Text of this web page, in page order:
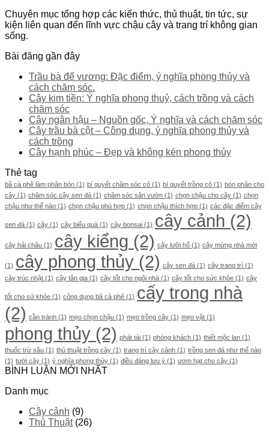
Chuyên mục tổng hợp các kiến thức, thủ thuật, tin tức, sự
kiện liên quan đến lĩnh vực chậu cây và trang trí không gian
sống.
Bài đăng gần đây
Trầu bà đế vương: Đặc điểm, ý nghĩa phong thủy và
cách chăm sóc.
Cây kim tiền: Ý nghĩa phong thuỷ, cách trồng và cách
chăm sóc
Cây ngân hậu – Nguồn gốc, Ý nghĩa và cách chăm sóc
Cây trầu bà cột – Công dụng, ý nghĩa phong thủy và
cách trồng
Cây hạnh phúc – Đẹp và không kén phong thủy
Thẻ tag
bã cà phê làm phân bón (1) bí quyết chăm sóc cỏ (1) bí quyết trồng cỏ (1) bón phân cho
cây (1) chăm sóc cây sen đá (1) chăm sóc sân vườn (1) chọn chậu cho cây (1) chọn
chậu như thế nào (1) chọn chậu phù hợp (1) chọn chậu thích hợp (1) các đặc điểm cây
sen đá (1) cây (1) cây biếu quà (1) cây bonsai (1) cây cảnh (2)
cây hải châu (1) cây kiểng (2) cây lưỡi hổ (1) cây mừng nhà mới
(1) cây phong thủy (2) cây sen đá (1) cây trang trí (1)
cây trúc nhật (1) cây tân gia (1) cây tốt cho ngôi nhà (1) cây tốt cho sức khỏe (1) cây
tốt cho sứ khỏe (1) công dụng bã cà phê (1) cấy trong nhà
(2) cần tránh (1) mẹo chọn chậu (1) mẹo trồng cây (1) mẹo vặt (1)
phong thủy (2) phát tài (1) phóng khách (1) thiết mộc lan (1)
thuốc trừ sâu (1) thủ thuật trồng cây (1) trang trí cây cảnh (1) trồng sen đá như thế nào
(1) tưới cây (1) ý nghĩa phong thủy (1) điều đáng lưu ý (1) ươm hạt cho cây (1)
BÌNH LUẬN MỚI NHẤT
Danh mục
Cây cảnh (9)
Thủ Thuật(26)